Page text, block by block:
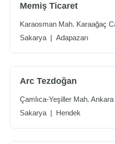
Memiş Ticaret
Karaosman Mah. Karaağaç
Sakarya | Adapazarı
Arc Tezdoğan
Çamlıca-Yeşiller Mah. Ankara
Sakarya | Hendek